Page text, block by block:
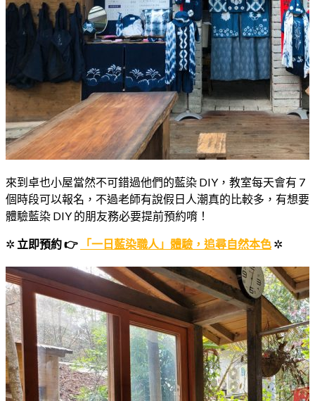
來到卓也小屋當然不可錯過他們的藍染 DIY，教室每天會有 7
個時段可以報名，不過老師有說假日人潮真的比較多，有想要
體驗藍染 DIY 的朋友務必要提前預約唷！
✲ 立即預約 👉 「一日藍染職人」體驗，追尋自然本色 ✲